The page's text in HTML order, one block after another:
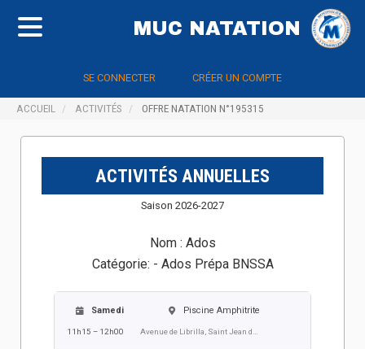
MUC NATATION
SE CONNECTER CRÉER UN COMPTE
ACCUEIL ACTIVITÉS OFFRE NATATION N°195315
ACTIVITÉS ANNUELLES
Saison 2026-2027
Nom : Ados
Catégorie: - Ados Prépa BNSSA
Samedi
11h15 – 12h00
Piscine Amphitrite